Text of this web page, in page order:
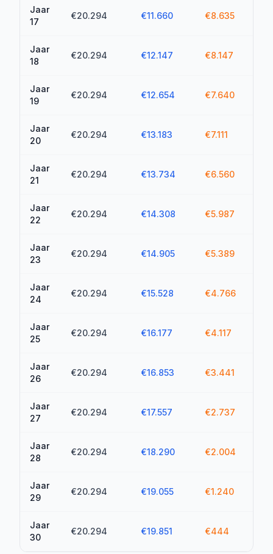
Jaar
17
€20.294 €11.660 €8.635
Jaar
18
€20.294 €12.147 €8.147
Jaar
19
€20.294 €12.654 €7.640
Jaar
20
€20.294 €13.183 €7.111
Jaar
21
€20.294 €13.734 €6.560
Jaar
22
€20.294 €14.308 €5.987
Jaar
23
€20.294 €14.905 €5.389
Jaar
24
€20.294 €15.528 €4.766
Jaar
25
€20.294 €16.177 €4.117
Jaar
26
€20.294 €16.853 €3.441
Jaar
27
€20.294 €17.557 €2.737
Jaar
28
€20.294 €18.290 €2.004
Jaar
29
€20.294 €19.055 €1.240
Jaar
30
€20.294 €19.851 €444